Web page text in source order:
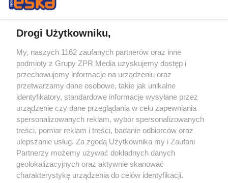
Żaden utwór zamieszczony w serwisie nie może być powielany i
rozpowszechniany lub dalej rozpowszechniany w jakikolwiek sposób (w
tym także elektroniczny lub mechaniczny) na jakimkolwiek polu
eksploatacji w jakiejkolwiek formie, włącznie z umieszczaniem w
Internecie bez pisemnej zgody właściciela praw. Jakiekolwiek użycie lub
wykorzystanie utworów w całości lub w części z naruszeniem prawa,
tzn. bez właściwej zgody, jest zabronione pod groźbą kary i może być
ścigane prawnie.
Drogi Użytkowniku,
My, naszych 1162 zaufanych partnerów oraz inne
podmioty z Grupy ZPR Media uzyskujemy dostęp i
przechowujemy informacje na urządzeniu oraz
przetwarzamy dane osobowe, takie jak unikalne
identyfikatory, standardowe informacje wysyłane przez
urządzenie czy dane przeglądania w celu zapewniania
spersonalizowanych reklam, wybór spersonalizowanych
treści, pomiar reklam i treści, badanie odbiorców oraz
ulepszanie usług. Za zgodą Użytkownika my i Zaufani
Partnerzy możemy używać dokładnych danych
geolokalizacyjnych oraz aktywnie skanować
charakterystykę urządzenia do celów identyfikacji.